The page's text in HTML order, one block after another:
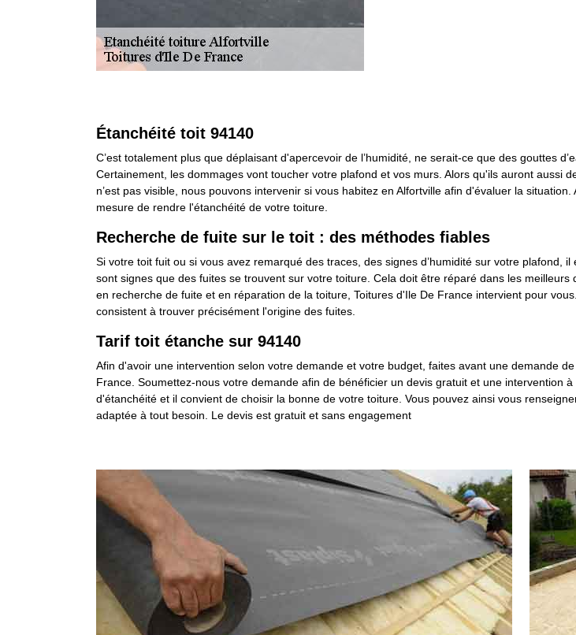
Étanchéité toit 94140
C’est totalement plus que déplaisant d'apercevoir de l’humidité, ne serait-ce que des gouttes
Certainement, les dommages vont toucher votre plafond et vos murs. Alors qu'ils auront aussi
n’est pas visible, nous pouvons intervenir si vous habitez en Alfortville afin d'évaluer la
mesure de rendre l'étanchéité de votre toiture.
Recherche de fuite sur le toit : des méthodes fiables
Si votre toit fuit ou si vous avez remarqué des traces, des signes d’humidité sur votre
sont signes que des fuites se trouvent sur votre toiture. Cela doit être réparé dans les
en recherche de fuite et en réparation de la toiture, Toitures d'Ile De France intervient pour
consistent à trouver précisément l'origine des fuites.
Tarif toit étanche sur 94140
Afin d'avoir une intervention selon votre demande et votre budget, faites avant une demande
France. Soumettez-nous votre demande afin de bénéficier un devis gratuit et une intervention
d'étanchéité et il convient de choisir la bonne de votre toiture. Vous pouvez ainsi vous
adaptée à tout besoin. Le devis est gratuit et sans engagement